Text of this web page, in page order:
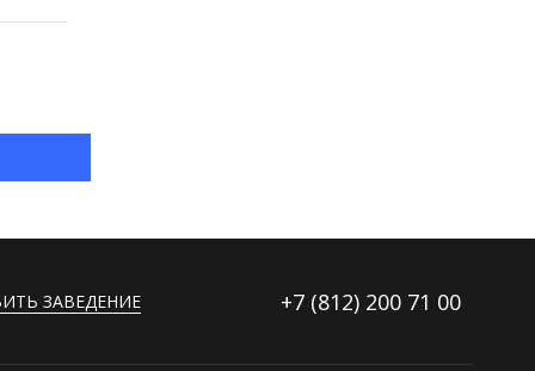
ЗАВЕДЕНИЕ +7 (812) 200 71 00